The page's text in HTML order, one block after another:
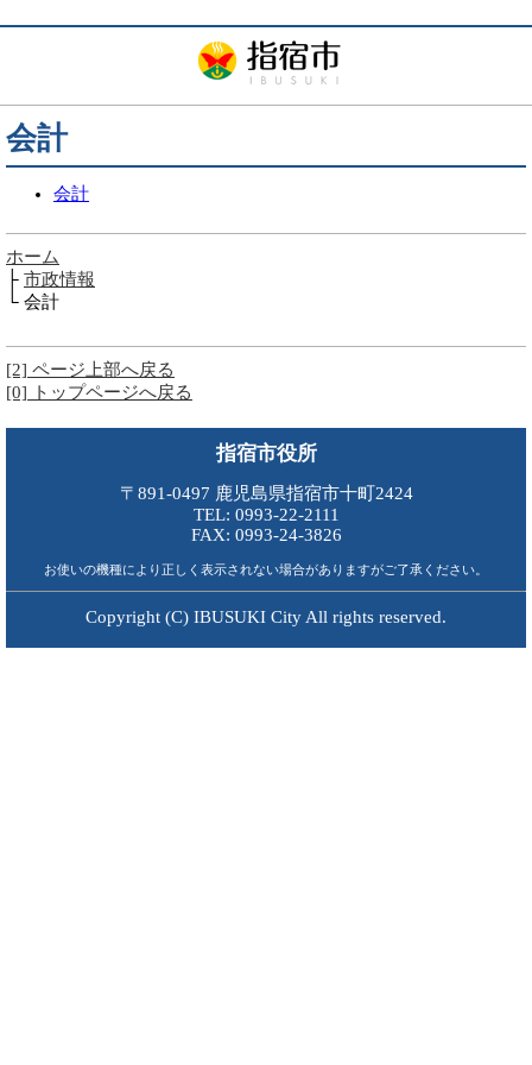
会計
会計
ホーム
├ 市政情報
└ 会計
[2] ページ上部へ戻る
[0] トップページへ戻る
指宿市役所
〒891-0497 鹿児島県指宿市十町2424
TEL: 0993-22-2111
FAX: 0993-24-3826
お使いの機種により正しく表示されない場合がありますがご了承ください。
Copyright (C) IBUSUKI City All rights reserved.